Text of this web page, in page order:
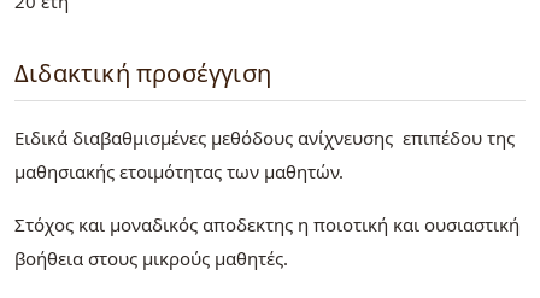
Διδακτική προσέγγιση
Ειδικά διαβαθμισμένες μεθόδους ανίχνευσης επιπέδου της
μαθησιακής ετοιμότητας των μαθητών.
Στόχος και μοναδικός αποδεκτης η ποιοτική και ουσιαστική
βοήθεια στους μικρούς μαθητές.